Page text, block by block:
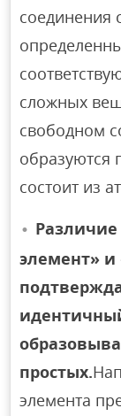
соединения
сложных
свободном
образуются
состоит из
элемент» и
простых.
элемента